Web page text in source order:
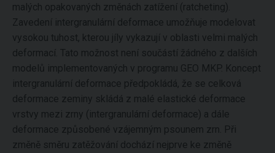
malých opakovaných změnách zatížení (ratcheting).
Zavedení intergranulární deformace umožňuje modelovat
vysokou tuhost, kterou jíly vykazují v oblasti velmi malých
deformací. Tato možnost není součástí žádného z dalších
modelů implementovaných v programu GEO MKP. Koncept
intergranulární deformace předpokládá, že se celková
deformace zeminy skládá z malé elastické deformace
vrstvy mezi zrny (intergranulární deformace) a dále
deformace způsobené vzájemným psounem zrn. Při
změně směru zatěžování dochází nejprve ke změně